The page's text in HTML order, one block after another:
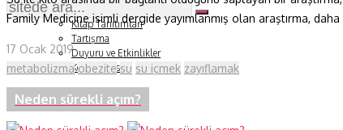
Soru ve Yanıt
Kitap Tanıtımları
Tartışma
Duyuru ve Etkinlikler
Konu Listesi
Family Medicine isimli dergide yayımlanmış olan araştırma,
17 Ocak 2019
metabolizma obezite su su içmek zayıflamak
Neden sürekli açım?